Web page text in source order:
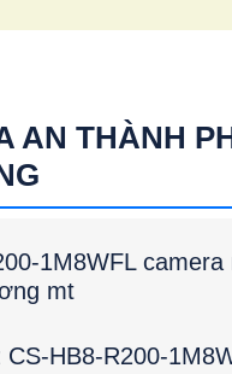
AN THÀNH
1M8WFL camera
mt
CS-HB8-R200-